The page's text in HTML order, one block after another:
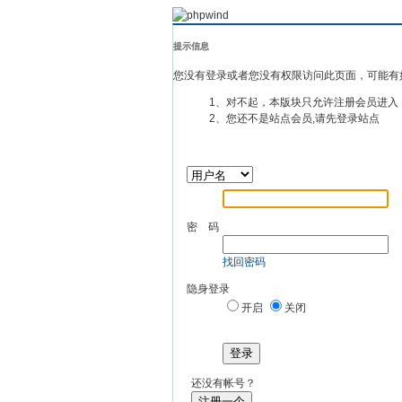
提示信息
您没有登录或者您没有权限访问此页面，可能有
1、对不起，本版块只允许注册会员进入
2、您还不是站点会员,请先登录站点
密 码
找回密码
隐身登录
开启
关闭
登录
还没有帐号？